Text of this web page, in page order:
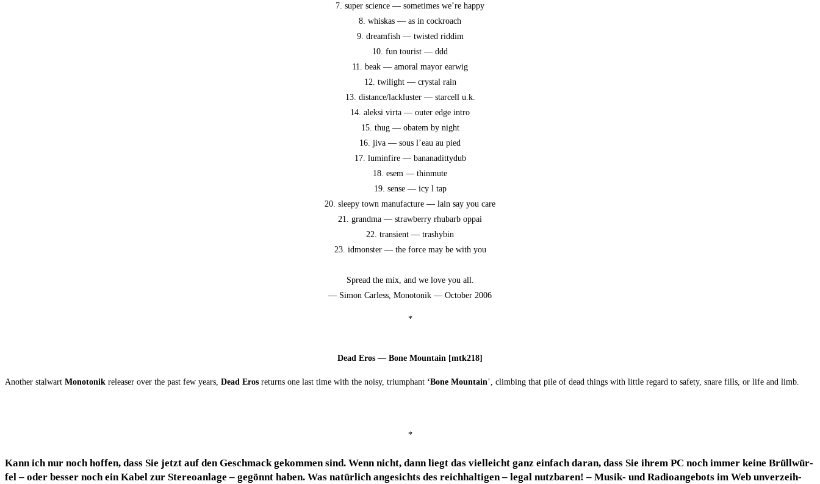
7. super sci­ence — some­ti­mes we’­re happy
8. whis­kas — as in cockroach
9. dream­fi­sh — twis­ted riddim
10. fun tou­rist — ddd
11. beak — amo­ral mayor earwig
12. twi­light — crys­tal rain
13. distance/lackluster — star­cell u.k.
14. alek­si vir­ta — outer edge intro
15. thug — oba­tem by night
16. jiva — sous l’eau au pied
17. lumin­fi­re — bananadittydub
18. esem — thinmute
19. sen­se — icy l tap
20. slee­py town manu­fac­tu­re — lain say you care
21. grand­ma — straw­ber­ry rhub­arb oppai
22. tran­si­ent — trashybin
23. idmons­ter — the force may be with you
Spread the mix, and we love you all.
— Simon Carless, Mono­to­nik — Octo­ber 2006
*
Dead Eros — Bone Moun­tain [mtk218]
Ano­ther stal­wart Mono­to­nik releaser over the past few years, Dead Eros returns one last time with the noi­sy, tri­um­phant ‘Bone Moun­tain’, clim­bing that pile of dead things with litt­le regard to safe­ty, sna­re fills, or life and limb.
*
Kann ich nur noch hof­fen, dass Sie jetzt auf den Geschmack gekom­men sind. Wenn nicht, dann liegt das viel­leicht ganz ein­fach dar­an, dass Sie ihrem PC noch immer kei­ne Brüll­wür­
fel – oder bes­ser noch ein Kabel zur Ste­reo­an­la­ge – gegönnt haben. Was natür­lich ange­sichts des reich­hal­ti­gen – legal nutz­ba­ren! – Musik- und Radio­an­ge­bots im Web unver­zeih­